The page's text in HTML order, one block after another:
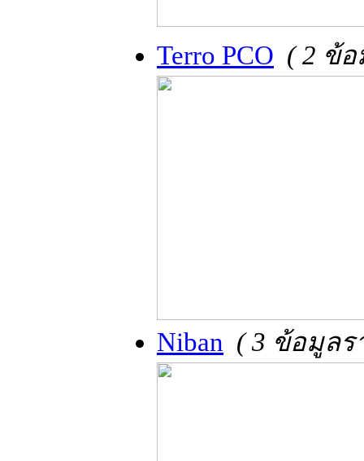
Terro PCO ( 2 ข้
Niban ( 3 ข้อมูลร